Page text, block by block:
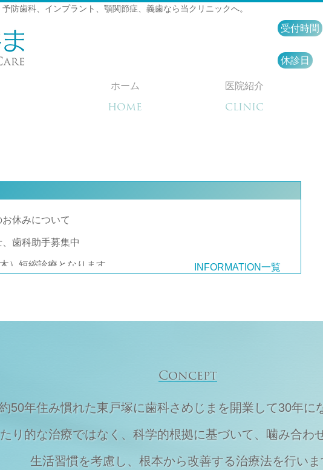
歯科、インプラント、顎関節症、義歯なら当クリニックへ。
受付時間
休診日
ホーム
HOME
医院紹介
CLINIC
休みについて
歯科助手募集中
）短縮診療となります。 INFORMATION一覧
Concept
50年住み慣れた東戸塚に歯科さめじまを開業して30年に
り的な治療ではなく、 科学的根拠に基づいて、 噛み合わ
生活習慣を考慮し、 根本から改善する治療法を行い